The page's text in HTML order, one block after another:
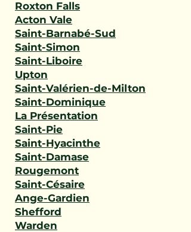
Roxton Falls
Acton Vale
Saint-Barnabé-Sud
Saint-Simon
Saint-Liboire
Upton
Saint-Valérien-de-Milton
Saint-Dominique
La Présentation
Saint-Pie
Saint-Hyacinthe
Saint-Damase
Rougemont
Saint-Césaire
Ange-Gardien
Shefford
Warden